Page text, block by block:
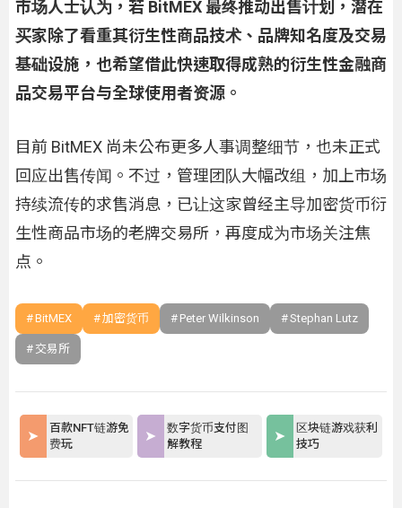
市场人士认为，若 BitMEX 最终推动出售计划，潜在
买家除了看重其衍生性商品技术、品牌知名度及交易
基础设施，也希望借此快速取得成熟的衍生性金融商
品交易平台与全球使用者资源。
目前 BitMEX 尚未公布更多人事调整细节，也未正式
回应出售传闻。不过，管理团队大幅改组，加上市场
持续流传的求售消息，已让这家曾经主导加密货币衍
生性商品市场的老牌交易所，再度成为市场关注焦
点。
BitMEX 加密货币 Peter Wilkinson Stephan Lutz
交易所
百款NFT链游免
费玩
数字货币支付图
解教程
区块链游戏获利
技巧